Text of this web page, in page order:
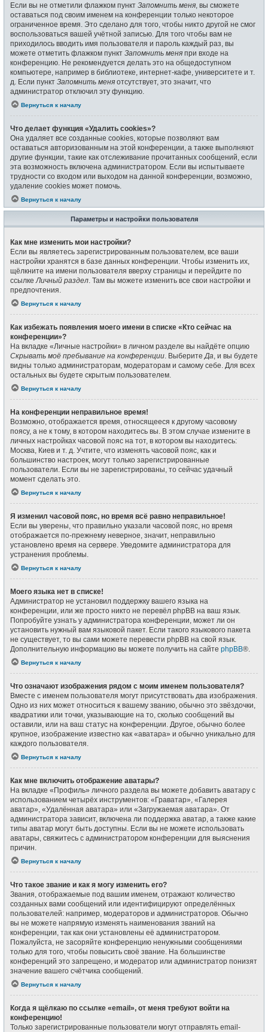
Если вы не отметили флажком пункт Запомнить меня , вы сможете
оставаться под своим именем на конференции только некоторое
ограниченное время. Это сделано для того, чтобы никто другой не смог
воспользоваться вашей учётной записью. Для того чтобы вам не
приходилось вводить имя пользователя и пароль каждый раз, вы
можете отметить флажком пункт Запомнить меня при входе на
конференцию. Не рекомендуется делать это на общедоступном
компьютере, например в библиотеке, интернет-кафе, университете и т.
д. Если пункт Запомнить меня отсутствует, это значит, что
администратор отключил эту функцию.
Вернуться к началу
Что делает функция «Удалить cookies»?
Она удаляет все созданные cookies, которые позволяют вам
оставаться авторизованным на этой конференции, а также выполняют
другие функции, такие как отслеживание прочитанных сообщений, если
эта возможность включена администратором. Если вы испытываете
трудности со входом или выходом на данной конференции, возможно,
удаление cookies может помочь.
Вернуться к началу
Параметры и настройки пользователя
Как мне изменить мои настройки?
Если вы являетесь зарегистрированным пользователем, все ваши
настройки хранятся в базе данных конференции. Чтобы изменить их,
щёлкните на имени пользователя вверху страницы и перейдите по
ссылкеЛичный раздел. Там вы можете изменить все свои настройки и
предпочтения.
Вернуться к началу
Как избежать появления моего имени в списке «Кто сейчас на
конференции»?
На вкладке «Личные настройки» в личном разделе вы найдёте опцию
Скрывать моё пребывание на конференции. ВыберитеДа, и вы будете
видны только администраторам, модераторам и самому себе. Для всех
остальных вы будете скрытым пользователем.
Вернуться к началу
На конференции неправильное время!
Возможно, отображается время, относящееся к другому часовому
поясу, а не к тому, в котором находитесь вы. В этом случае измените в
личных настройках часовой пояс на тот, в котором вы находитесь:
Москва, Киев и т. д. Учтите, что изменять часовой пояс, как и
большинство настроек, могут только зарегистрированные
пользователи. Если вы не зарегистрированы, то сейчас удачный
момент сделать это.
Вернуться к началу
Я изменил часовой пояс, но время всё равно неправильное!
Если вы уверены, что правильно указали часовой пояс, но время
отображается по-прежнему неверное, значит, неправильно
установлено время на сервере. Уведомите администратора для
устранения проблемы.
Вернуться к началу
Моего языка нет в списке!
Администратор не установил поддержку вашего языка на
конференции, или же просто никто не перевёл phpBB на ваш язык.
Попробуйте узнать у администратора конференции, может ли он
установить нужный вам языковой пакет. Если такого языкового пакета
не существует, то вы сами можете перевести phpBB на свой язык.
Дополнительную информацию вы можете получить на сайте phpBB®.
Вернуться к началу
Что означают изображения рядом с моим именем пользователя?
Вместе с именем пользователя могут присутствовать два изображения.
Одно из них может относиться к вашему званию, обычно это звёздочки,
квадратики или точки, указывающие на то, сколько сообщений вы
оставили, или на ваш статус на конференции. Другое, обычно более
крупное, изображение известно как «аватара» и обычно уникально для
каждого пользователя.
Вернуться к началу
Как мне включить отображение аватары?
На вкладке «Профиль» личного раздела вы можете добавить аватару с
использованием четырёх инструментов: «Граватар», «Галерея
аватар», «Удалённая аватара» или «Загружаемая аватара». От
администратора зависит, включена ли поддержка аватар, а также какие
типы аватар могут быть доступны. Если вы не можете использовать
аватары, свяжитесь с администратором конференции для выяснения
причин.
Вернуться к началу
Что такое звание и как я могу изменить его?
Звания, отображаемые под вашим именем, отражают количество
созданных вами сообщений или идентифицируют определённых
пользователей: например, модераторов и администраторов. Обычно
вы не можете напрямую изменять наименования званий на
конференции, так как они установлены её администратором.
Пожалуйста, не засоряйте конференцию ненужными сообщениями
только для того, чтобы повысить своё звание. На большинстве
конференций это запрещено, и модератор или администратор понизят
значение вашего счётчика сообщений.
Вернуться к началу
Когда я щёлкаю по ссылке «email», от меня требуют войти на
конференцию!
Только зарегистрированные пользователи могут отправлять email-